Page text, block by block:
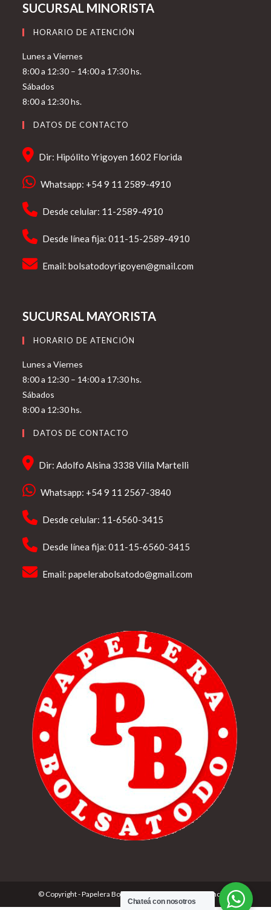
SUCURSAL MINORISTA
HORARIO DE ATENCIÓN
Lunes a Viernes
8:00 a 12:30 – 14:00 a 17:30 hs.
Sábados
8:00 a 12:30 hs.
DATOS DE CONTACTO
Dir: Hipólito Yrigoyen 1602 Florida
Whatsapp: +54 9 11 2589-4910
Desde celular: 11-2589-4910
Desde línea fija: 011-15-2589-4910
Email:bolsatodoyrigoyen@gmail.com
SUCURSAL MAYORISTA
HORARIO DE ATENCIÓN
Lunes a Viernes
8:00 a 12:30 – 14:00 a 17:30 hs.
Sábados
8:00 a 12:30 hs.
DATOS DE CONTACTO
Dir: Adolfo Alsina 3338 Villa Martelli
Whatsapp: +54 9 11 2567-3840
Desde celular: 11-6560-3415
Desde línea fija: 011-15-6560-3415
Email:papelerabolsatodo@gmail.com
© Copyright - Papelera Bolsatodo | Desarrolado porCónclave
Chateá con nosotros